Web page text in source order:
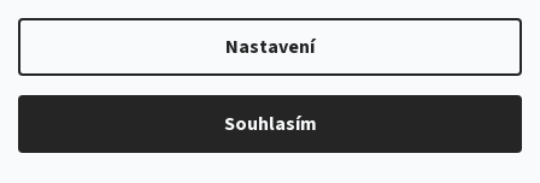
Nastavení
Souhlasím